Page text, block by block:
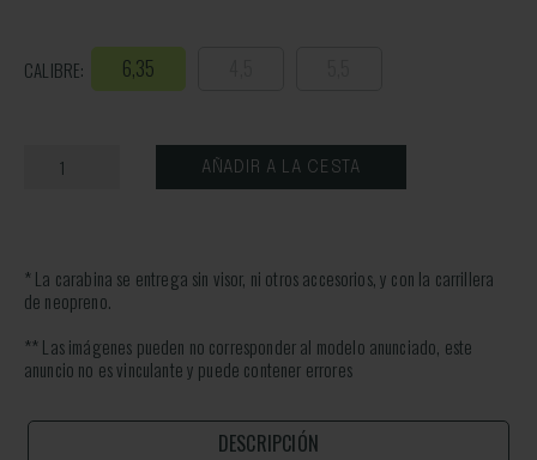
CALIBRE: 6,35
AÑADIR A LA CESTA
* La carabina se entrega sin visor, ni otros accesorios, y con la carrillera
de neopreno.
** Las imágenes pueden no corresponder al modelo anunciado, este
anuncio no es vinculante y puede contener errores
DESCRIPCIÓN